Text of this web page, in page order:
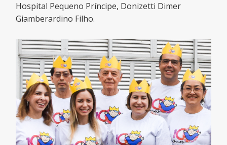
Hospital Pequeno Príncipe, Donizetti Dimer
Giamberardino Filho.